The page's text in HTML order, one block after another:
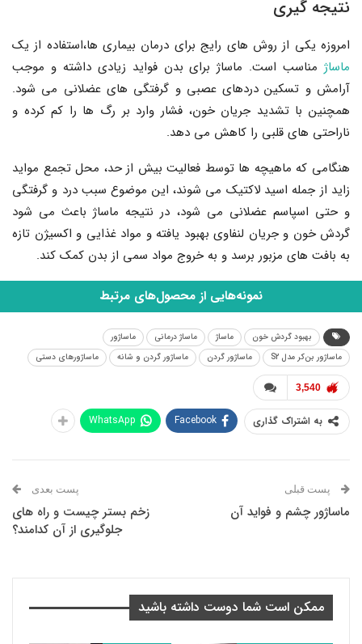
نتیجه گیری
امروزه یکی از روش های رایج برای درمان بیماری ها،استفاده از یک
ماساژ مناسب است. ماساژ برای بدن فواید زیادی داشته و موجب
آرامش و تسکین دردهای عصبی و گرفتگی های عضلانی می شود.
همچنین با تشدید جریان خون، فشار وارد بر رگ ها را کم کرده و
ناراحتی های قلبی را کاهش می دهد.
هنگامی که ماهیچه ها توسط فعالیت بیش از حد، محل تجمع مواید
زاید از جمله اسید لاکتیک می شوند، این موضوع سبب درد و گرفتگی
و حتی اسپاسم عضلانی می شود، در نتیجه ماساژ باعث می شود
گردش خون و جریان لنفاوی بهبود یافته و مواد غذایی و اکسیژن تازه
به بافت های مزبور برسد و به خروج مواد سمی از بدن کمک کند.
نمونه‌هایی از محصول‌های مرتبط
بهبود گردش خون ماساژ ماساژ درمانی
ماساژور
ماساژور بن‌کر مدل S2
ماساژور گردن ماساژور گردن و شانه ماساژورهای دستی
3,540
به اشتراک گذاری Facebook
WhatsApp
پست قبلی
ماساژور چشم و فواید آن
پست بعدی
زخم بستر چیست و راه های
جلوگیری از آن کدامند؟
ممکن است شما دوست داشته باشید